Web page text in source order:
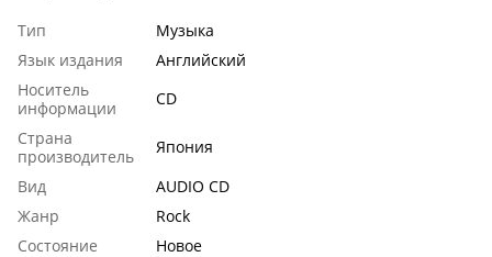
Тип
Музыка
Язык издания
Английский
Носитель
информации
CD
Страна
производитель
Япония
Вид
AUDIO CD
Жанр
Rock
Состояние
Новое